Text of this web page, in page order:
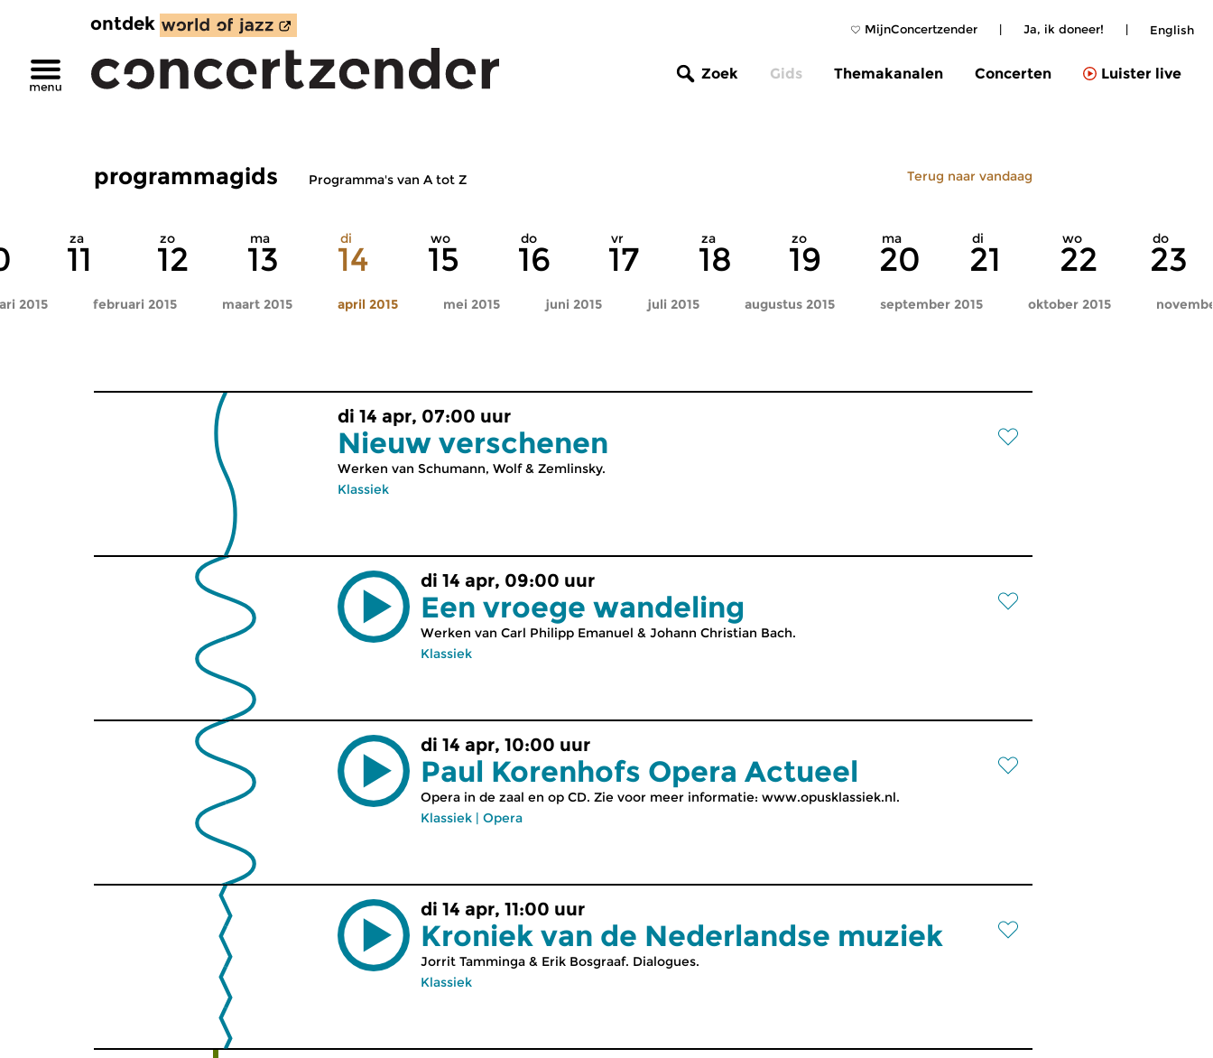
MijnConcertzender | Ja, ik doneer! | English
ontdek
Zoek Gids Themakanalen Concerten Luister live
programmagids Programma's van A tot Z Terug naar vandaag
za
11
zo
12
ma
13
di
14
wo
15
do
16
vr
17
za
18
zo
19
ma
20
di
21
wo
22
do
23
2015 februari 2015 maart 2015 april 2015 mei 2015 juni 2015 juli 2015 augustus 2015 september 2015 oktober 2015
di 14 apr, 07:00 uur
Nieuw verschenen
Werken van Schumann, Wolf & Zemlinsky.
Klassiek
di 14 apr, 09:00 uur
Een vroege wandeling
Werken van Carl Philipp Emanuel & Johann Christian Bach.
Klassiek
di 14 apr, 10:00 uur
Paul Korenhofs Opera Actueel
Opera in de zaal en op CD. Zie voor meer informatie: www.opusklassiek.nl.
Klassiek | Opera
di 14 apr, 11:00 uur
Kroniek van de Nederlandse muziek
Jorrit Tamminga & Erik Bosgraaf. Dialogues.
Klassiek